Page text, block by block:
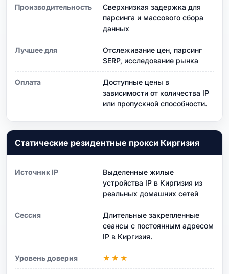
Производительность
Сверхнизкая задержка для
парсинга и массового сбора
данных
Лучшее для
Отслеживание цен, парсинг
SERP, исследование рынка
Оплата
Доступные цены в
зависимости от количества IP
или пропускной способности.
Статические резидентные прокси Киргизия
Источник IP
Выделенные жилые
устройства IP в Киргизия из
реальных домашних сетей
Сессия
Длительные закрепленные
сеансы с постоянным адресом
IP в Киргизия.
Уровень доверия ★★★